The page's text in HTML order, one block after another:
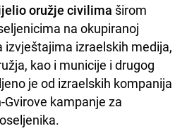
oružje civilima širom
na okupiranoj
izvještajima izraelskih medija,
kao i municije i drugog
je od izraelskih kompanija
kampanje za